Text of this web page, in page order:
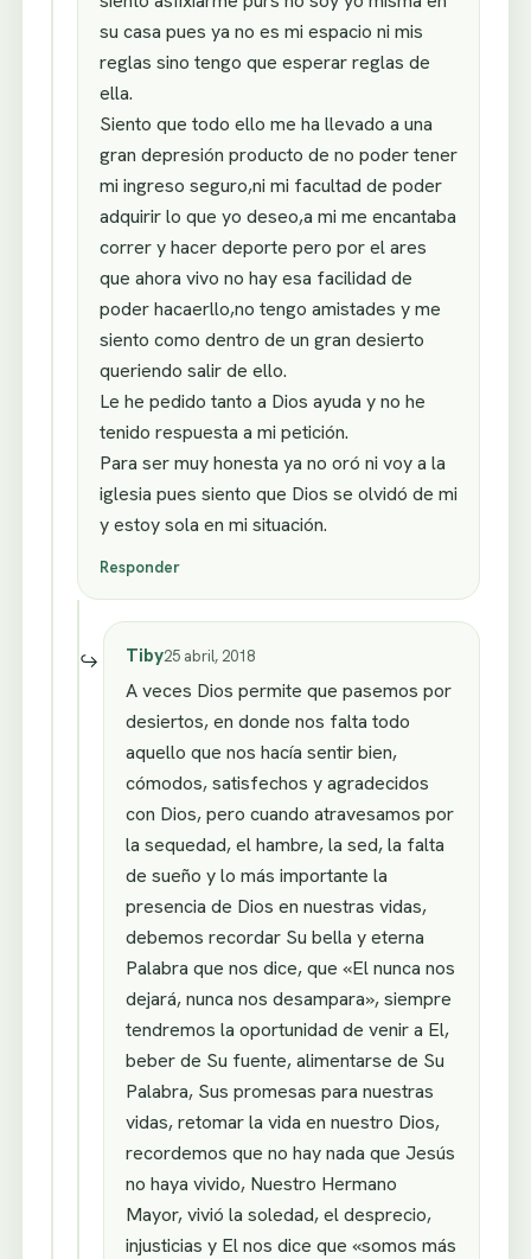
su casa pues ya no es mi espacio ni mis
reglas sino tengo que esperar reglas de
ella.
Siento que todo ello me ha llevado a una
gran depresión producto de no poder tener
mi ingreso seguro,ni mi facultad de poder
adquirir lo que yo deseo,a mi me encantaba
correr y hacer deporte pero por el ares
que ahora vivo no hay esa facilidad de
poder hacaerllo,no tengo amistades y me
siento como dentro de un gran desierto
queriendo salir de ello.
Le he pedido tanto a Dios ayuda y no he
tenido respuesta a mi petición.
Para ser muy honesta ya no oró ni voy a la
iglesia pues siento que Dios se olvidó de mi
y estoy sola en mi situación.
Responder
Tiby25 abril, 2018
A veces Dios permite que pasemos por
desiertos, en donde nos falta todo
aquello que nos hacía sentir bien,
cómodos, satisfechos y agradecidos
con Dios, pero cuando atravesamos por
la sequedad, el hambre, la sed, la falta
de sueño y lo más importante la
presencia de Dios en nuestras vidas,
debemos recordar Su bella y eterna
Palabra que nos dice, que «El nunca nos
dejará, nunca nos desampara», siempre
tendremos la oportunidad de venir a El,
beber de Su fuente, alimentarse de Su
Palabra, Sus promesas para nuestras
vidas, retomar la vida en nuestro Dios,
recordemos que no hay nada que Jesús
no haya vivido, Nuestro Hermano
Mayor, vivió la soledad, el desprecio,
injusticias y El nos dice que «somos más